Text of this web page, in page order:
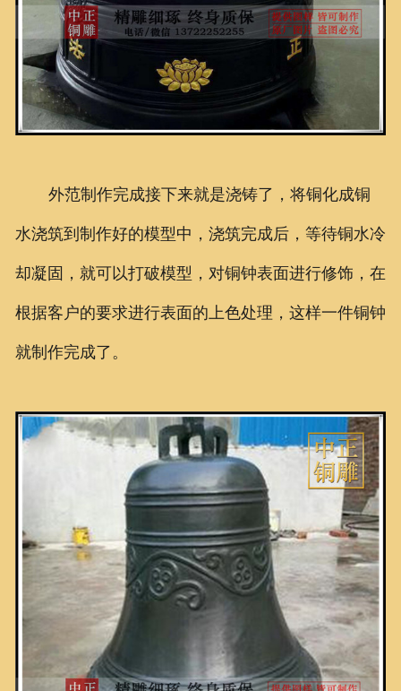
外范制作完成接下来就是浇铸了，将铜化成铜
水浇筑到制作好的模型中，浇筑完成后，等待铜水冷
却凝固，就可以打破模型，对铜钟表面进行修饰，在
根据客户的要求进行表面的上色处理，这样一件铜钟
就制作完成了。